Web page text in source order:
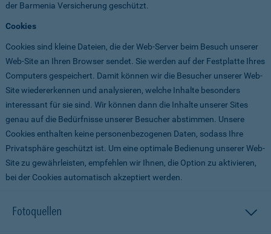
der Barmenia Versicherung geschützt.
Cookies
Cookies sind kleine Dateien, die der Web-Server beim Besuch unserer
Web-Site an Ihren Browser sendet. Sie werden auf der Festplatte Ihres
Computers gespeichert. Damit können wir die Besucher unserer Web-
Site wiedererkennen und analysieren, welche Inhalte besonders
interessant für sie sind. Wir können dann die Inhalte unserer Sites
genau auf die Bedürfnisse unserer Besucher abstimmen. Unsere
Cookies enthalten keine personenbezogenen Daten, sodass Ihre
Privatsphäre geschützt ist. Um eine optimale Bedienung unserer Web-
Site zu gewährleisten, empfehlen wir Ihnen, die Option zu aktivieren,
bei der Cookies automatisch akzeptiert werden.
Fotoquellen